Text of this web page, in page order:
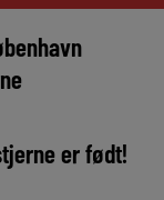
er født!